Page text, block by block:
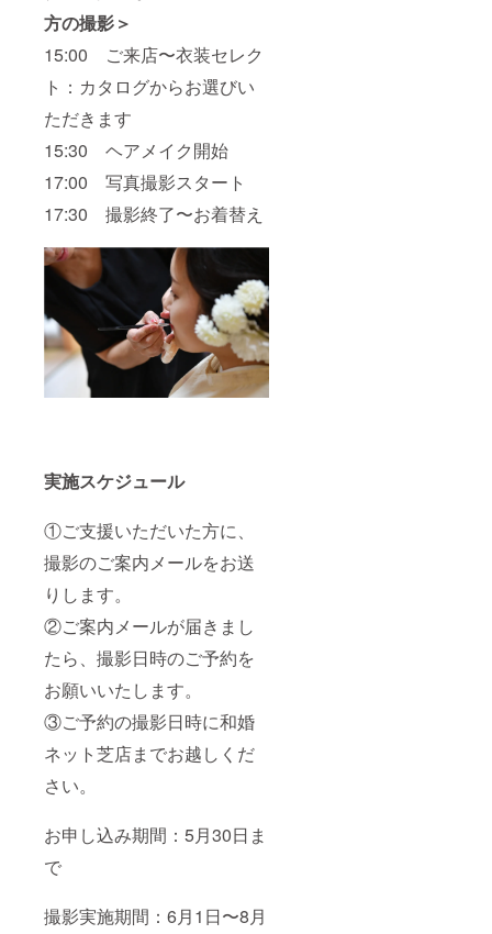
方の撮影＞
15:00 ご来店〜衣装セレク
ト：カタログからお選びい
ただきます
15:30 ヘアメイク開始
17:00 写真撮影スタート
17:30 撮影終了〜お着替え
実施スケジュール
①ご支援いただいた方に、
撮影のご案内メールをお送
りします。
②ご案内メールが届きまし
たら、撮影日時のご予約を
お願いいたします。
③ご予約の撮影日時に和婚
ネット芝店までお越しくだ
さい。
お申し込み期間：5月30日ま
で
撮影実施期間：6月1日〜8月